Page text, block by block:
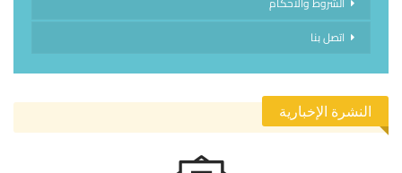
اتصل بنا
النشرة الإخبارية